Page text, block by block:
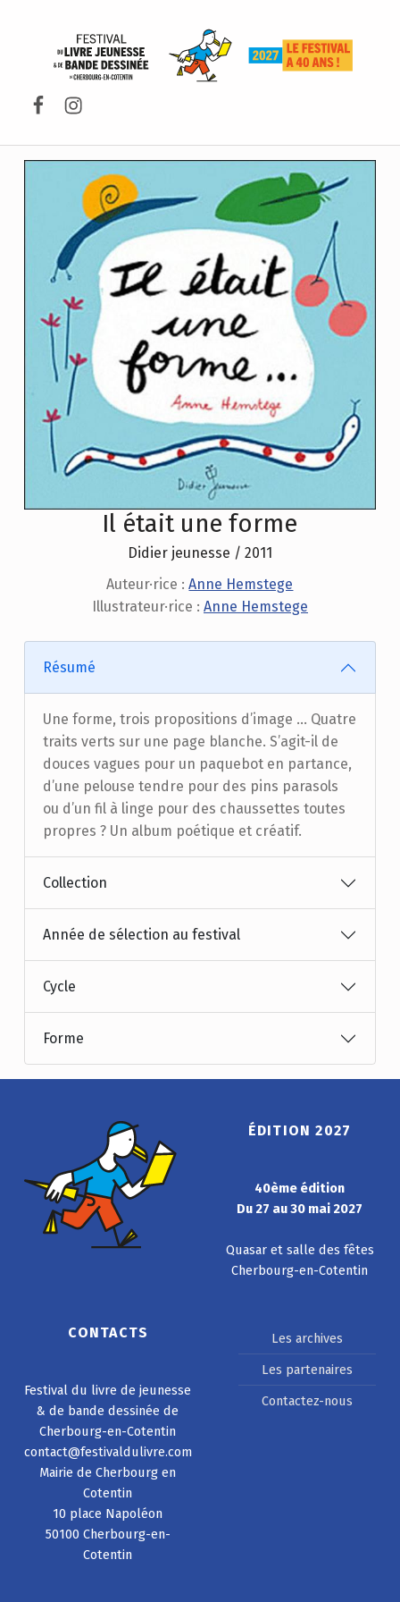
Facebook
Instagram
Il était une forme
Didier jeunesse / 2011
Auteur·rice :Anne Hemstege
Illustrateur·rice : Anne Hemstege
Résumé
Une forme, trois propositions d’image … Quatre
traits verts sur une page blanche. S’agit-il de
douces vagues pour un paquebot en partance,
d’une pelouse tendre pour des pins parasols
ou d’un fil à linge pour des chaussettes toutes
propres ? Un album poétique et créatif.
Collection
Année de sélection au festival
Cycle
Forme
ÉDITION 2027
40ème édition
Du 27 au 30 mai 2027
Quasar et salle des fêtes
Cherbourg-en-Cotentin
CONTACTS
Festival du livre de jeunesse
& de bande dessinée de
Cherbourg-en-Cotentin
contact@festivaldulivre.com
Mairie de Cherbourg en
Cotentin
10 place Napoléon
50100 Cherbourg-en-
Cotentin
Les archives
Les partenaires
Contactez-nous